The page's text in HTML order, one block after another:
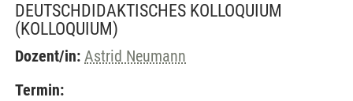
DEUTSCHDIDAKTISCHES KOLLOQUIUM
(KOLLOQUIUM)
Dozent/in: Astrid Neumann
Termin: